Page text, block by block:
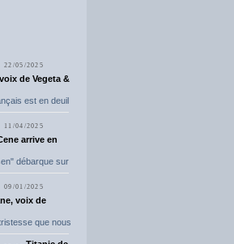
22/05/2025
de Vegeta &
est en deuil
11/04/2025
arrive en
débarque sur
09/01/2025
voix de
que nous